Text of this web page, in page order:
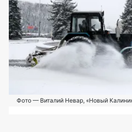
Фото — Виталий Невар, «Новый